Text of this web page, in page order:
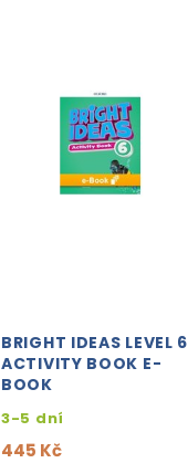
BRIGHT IDEAS LEVEL 6
ACTIVITY BOOK E-
BOOK
3-5 dní
445 Kč